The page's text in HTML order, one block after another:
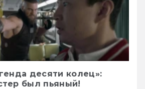
десяти колец»:
был пьяный!